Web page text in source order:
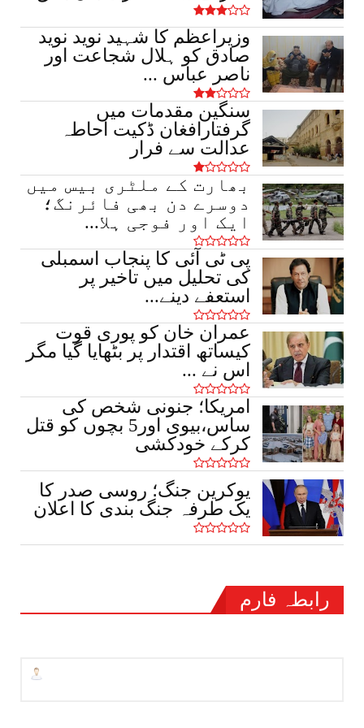
عید سے قبل نوسرباز سرگرم، کسووال میں
شہری سے 50 ہزار روپے نق...
March 16, 2026
وزیراعظم کا شہید نوید نوید
صادق کو ہلال شجاعت اور
ناصر عباس ...
سنگین مقدمات میں
گرفتارافغان ڈکیت احاطہ
عدالت سے فرار
بھارت کے ملٹری بیس میں
دوسرے دن بھی فائرنگ؛
ایک اور فوجی ہلا...
پی ٹی آئی کا پنجاب اسمبلی
کی تحلیل میں تاخیر پر
استعفے دینے...
عمران خان کو پوری قوت
کیساتھ اقتدار پر بٹھایا گیا مگر
اس نے ...
امریکا؛ جنونی شخص کی
ساس،بیوی اور5 بچوں کو قتل
کرکے خودکشی
یوکرین جنگ؛ روسی صدر کا
یک طرفہ جنگ بندی کا اعلان
رابطہ فارم